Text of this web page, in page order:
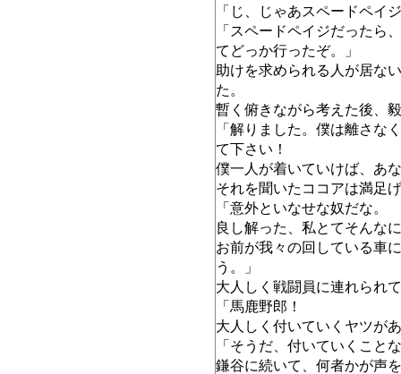
「じ、じゃあスペードペイ
「スペードペイジだったら
てどっか行ったぞ。」
助けを求められる人が居な
た。
暫く俯きながら考えた後、
「解りました。僕は離さな
て下さい！
僕一人が着いていけば、あ
それを聞いたココアは満足
「意外といなせな奴だな。
良し解った、私とてそんな
お前が我々の回している車
う。」
大人しく戦闘員に連れられ
「馬鹿野郎！
大人しく付いていくヤツが
「そうだ、付いていくこと
鎌谷に続いて、何者かが声